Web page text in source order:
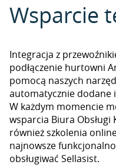
Wsparcie
Integracja z
podłączenie hurtowni
pomocą naszych
automatycznie dodane
W każdym momencie
wsparcia Biura
również szkolenia
najnowsze
obsługiwać Sellasist.